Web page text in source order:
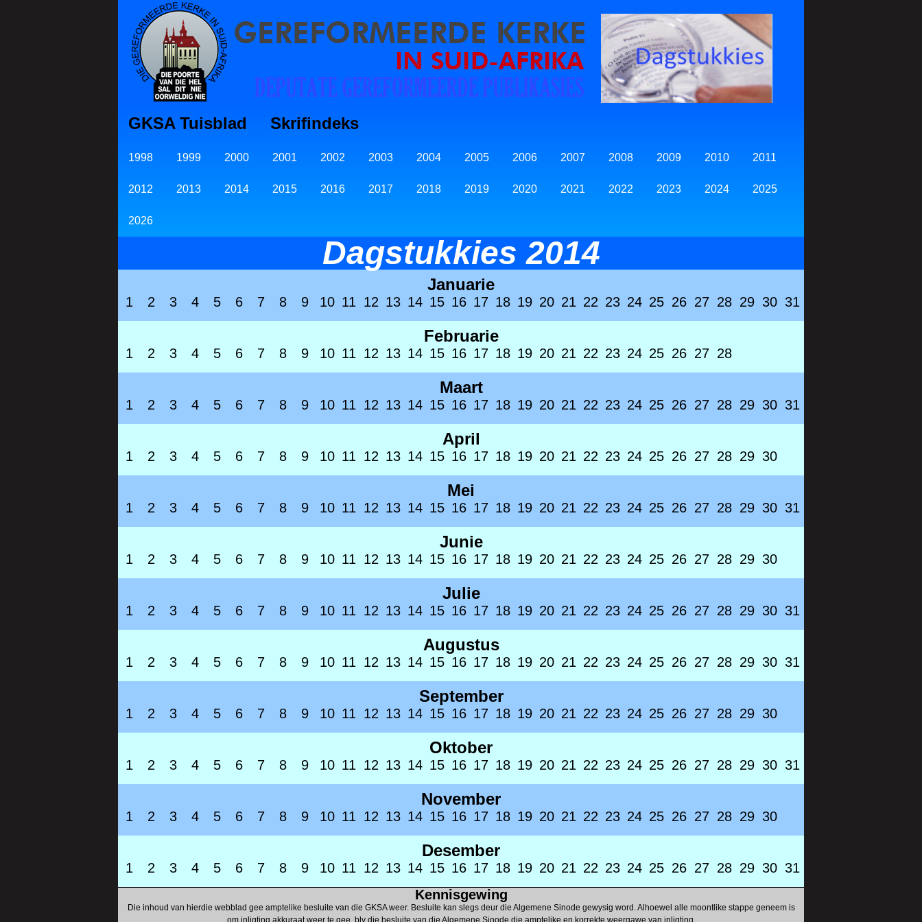
GKSA Tuisblad Skrifindeks
1998 1999 2000 2001 2002 2003 2004 2005 2006 2007 2008 2009 2010 2011
2012 2013 2014 2015 2016 2017 2018 2019 2020 2021 2022 2023 2024 2025
2026
Dagstukkies 2014
Januarie
1 2 3 4 5 6 7 8 9 10 11 12 13 14 15 16 17 18 19 20 21 22 23 24 25 26 27 28 29 30 31
Februarie
1 2 3 4 5 6 7 8 9 10 11 12 13 14 15 16 17 18 19 20 21 22 23 24 25 26 27 28
Maart
1 2 3 4 5 6 7 8 9 10 11 12 13 14 15 16 17 18 19 20 21 22 23 24 25 26 27 28 29 30 31
April
1 2 3 4 5 6 7 8 9 10 11 12 13 14 15 16 17 18 19 20 21 22 23 24 25 26 27 28 29 30
Mei
1 2 3 4 5 6 7 8 9 10 11 12 13 14 15 16 17 18 19 20 21 22 23 24 25 26 27 28 29 30 31
Junie
1 2 3 4 5 6 7 8 9 10 11 12 13 14 15 16 17 18 19 20 21 22 23 24 25 26 27 28 29 30
Julie
1 2 3 4 5 6 7 8 9 10 11 12 13 14 15 16 17 18 19 20 21 22 23 24 25 26 27 28 29 30 31
Augustus
1 2 3 4 5 6 7 8 9 10 11 12 13 14 15 16 17 18 19 20 21 22 23 24 25 26 27 28 29 30 31
September
1 2 3 4 5 6 7 8 9 10 11 12 13 14 15 16 17 18 19 20 21 22 23 24 25 26 27 28 29 30
Oktober
1 2 3 4 5 6 7 8 9 10 11 12 13 14 15 16 17 18 19 20 21 22 23 24 25 26 27 28 29 30 31
November
1 2 3 4 5 6 7 8 9 10 11 12 13 14 15 16 17 18 19 20 21 22 23 24 25 26 27 28 29 30
Desember
1 2 3 4 5 6 7 8 9 10 11 12 13 14 15 16 17 18 19 20 21 22 23 24 25 26 27 28 29 30 31
Kennisgewing
Die inhoud van hierdie webblad gee amptelike besluite van die GKSA weer. Besluite kan slegs deur die Algemene Sinode gewysig word. Alhoewel alle moontlike stappe geneem is
om inligting akkuraat weer te gee, bly die besluite van die Algemene Sinode die amptelike en korrekte weergawe van inligting.